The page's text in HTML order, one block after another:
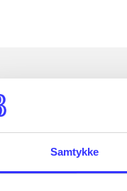
Samtykke